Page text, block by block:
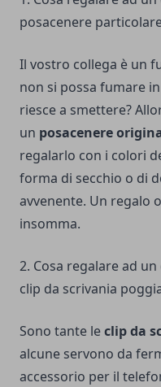
posacenere
Il vostro collega è un
non si possa fumare
riesce a smettere?
un posacenere
regalarlo con i colori
forma di secchio o di
avvenente. Un regalo
insomma.
2. Cosa regalare ad
clip da scrivania
Sono tante leclipda
alcune servono da
accessorio per il